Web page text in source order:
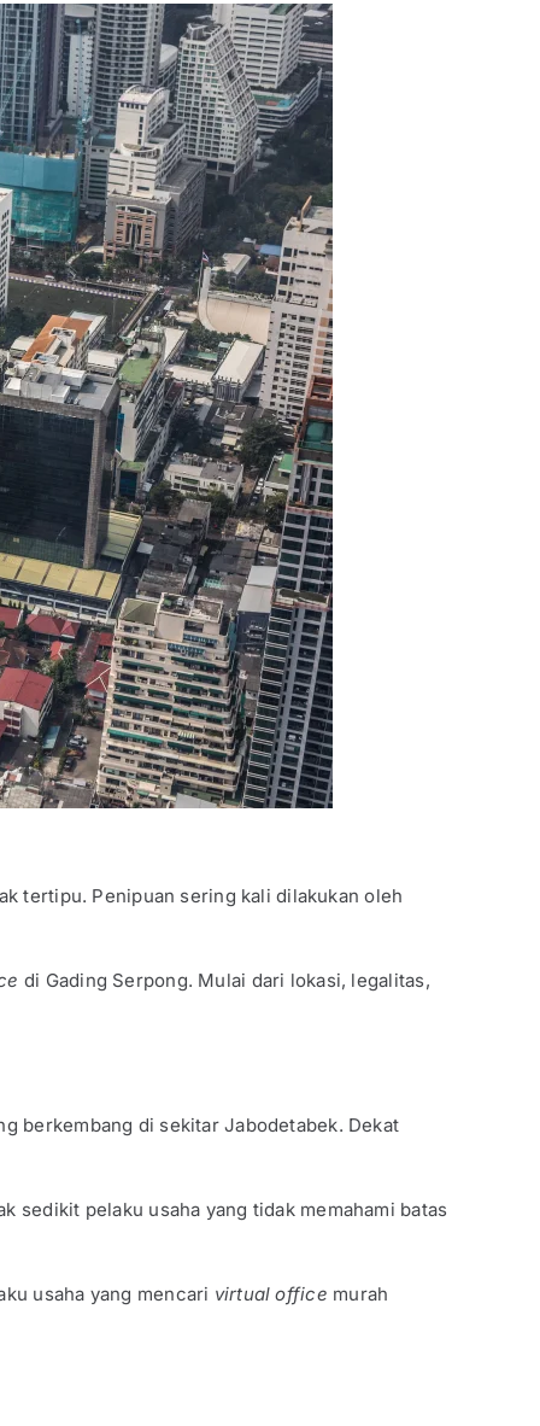
tertipu. Penipuan sering kali dilakukan oleh
di Gading Serpong. Mulai dari lokasi, legalitas,
berkembang di sekitar Jabodetabek. Dekat
sedikit pelaku usaha yang tidak memahami batas
usaha yang mencari virtual office murah